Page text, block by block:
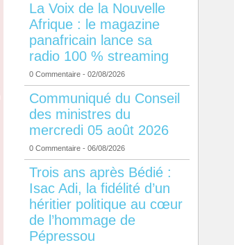
La Voix de la Nouvelle
Afrique : le magazine
panafricain lance sa
radio 100 % streaming
0 Commentaire - 02/08/2026
Communiqué du Conseil
des ministres du
mercredi 05 août 2026
0 Commentaire - 06/08/2026
Trois ans après Bédié :
Isac Adi, la fidélité d’un
héritier politique au cœur
de l’hommage de
Pépressou